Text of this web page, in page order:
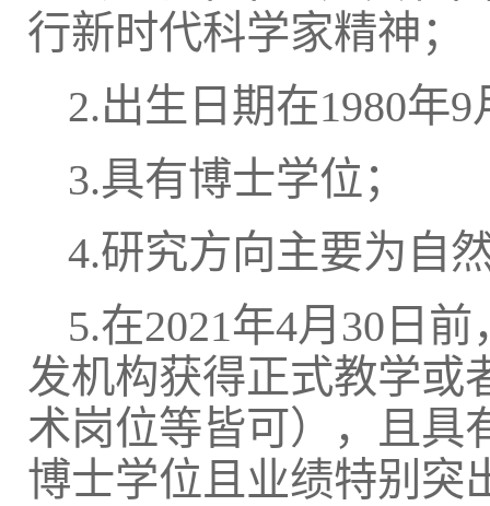
行新时代科学家精神；
2.出生日期在1980年
3.具有博士学位；
4.研究方向主要为自
5.在2021年4月30日
发机构获得正式教学或
术岗位等皆可），且具
博士学位且业绩特别突